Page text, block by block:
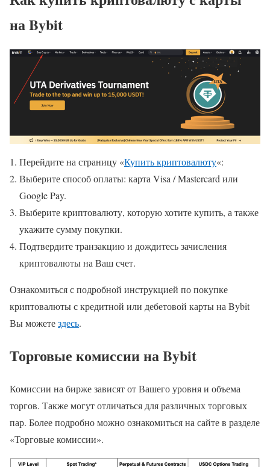
на Bybit
Перейдите на страницу «Купить криптовалюту«:
Выберите способ оплаты: карта Visa / Mastercard или
Google Pay.
Выберите криптовалюту, которую хотите купить, а также
укажите сумму покупки.
Подтвердите транзакцию и дождитесь зачисления
криптовалюты на Ваш счет.
Ознакомиться с подробной инструкцией по покупке
криптовалюты с кредитной или дебетовой карты на Bybit
Вы можетездесь.
Торговые комиссии на Bybit
Комиссии на бирже зависят от Вашего уровня и объема
торгов. Также могут отличаться для различных торговых
пар. Более подробно можно ознакомиться на сайте в разделе
«Торговые комиссии».